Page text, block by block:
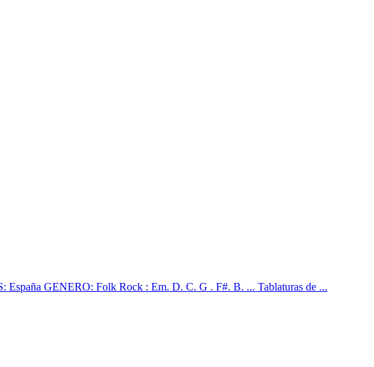
GENERO: Folk Rock : Em. D. C. G . F#. B. ... Tablaturas de ...